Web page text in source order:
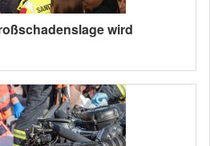
wird